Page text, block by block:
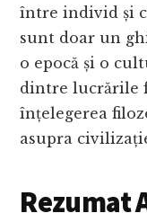
între individ și
sunt doar un
o epocă și o
dintre lucrările
înțelegerea
asupra
Rezumat